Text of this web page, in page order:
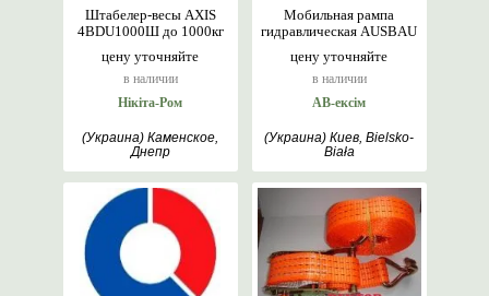
цену уточняйте
в наличии
Штабелер-весы AXIS
4BDU1000Ш до 1000кг
Нікіта-Ром
(Украина) Каменское,
Днепр
цену уточняйте
в наличии
Мобильная рампа
гидравлическая AUSBAU
АВ-ексім
(Украина) Киев, Bielsko-
Biała